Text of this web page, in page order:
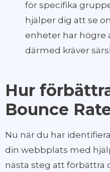
för specifika
hjälper dig att se
enheter har högre
därmed kräver
Hur
Bounce
Nu när du har
din webbplats med
nästa steg att förbättra